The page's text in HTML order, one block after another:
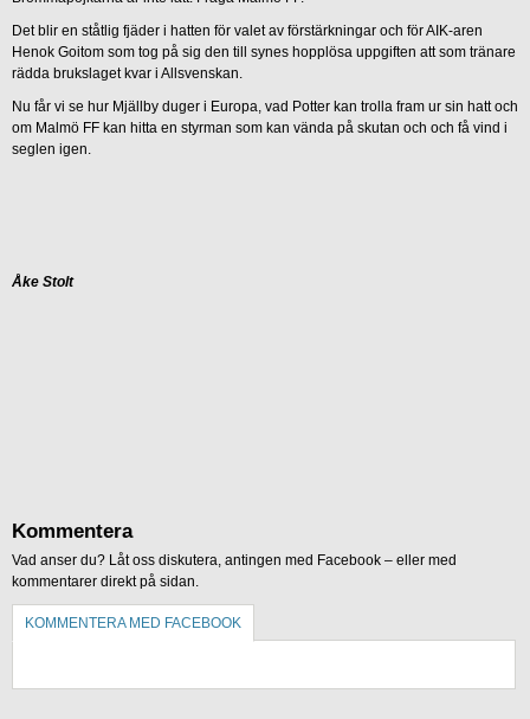
Det blir en ståtlig fjäder i hatten för valet av förstärkningar och för AIK-aren
Henok Goitom som tog på sig den till synes hopplösa uppgiften att som tränare
rädda brukslaget kvar i Allsvenskan.
Nu får vi se hur Mjällby duger i Europa, vad Potter kan trolla fram ur sin hatt och
om Malmö FF kan hitta en styrman som kan vända på skutan och och få vind i
seglen igen.
Åke Stolt
Kommentera
Vad anser du? Låt oss diskutera, antingen med Facebook – eller med
kommentarer direkt på sidan.
KOMMENTERA MED FACEBOOK